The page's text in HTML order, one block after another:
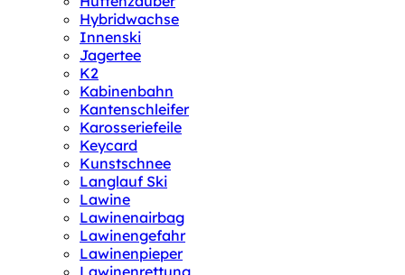
Hybridwachse
Innenski
Jagertee
K2
Kabinenbahn
Kantenschleifer
Karosseriefeile
Keycard
Kunstschnee
Langlauf Ski
Lawine
Lawinenairbag
Lawinengefahr
Lawinenpieper
Lawinenrettung